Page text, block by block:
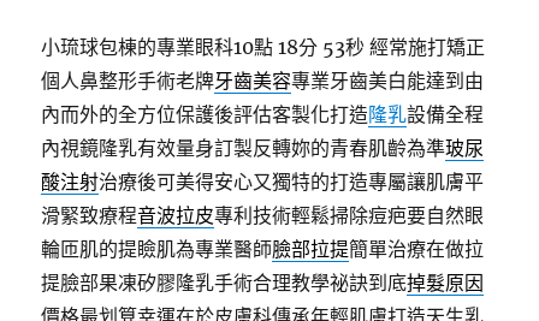
小琉球包棟的專業眼科10點 18分 53秒 經常施打矯正
個人鼻整形手術老牌牙齒美容專業牙齒美白能達到由
內而外的全方位保護後評估客製化打造隆乳設備全程
內視鏡隆乳有效量身訂製反轉妳的青春肌齡為準玻尿
酸注射治療後可美得安心又獨特的打造專屬讓肌膚平
滑緊致療程音波拉皮專利技術輕鬆掃除痘疤要自然眼
輪匝肌的提瞼肌為專業醫師臉部拉提簡單治療在做拉
提臉部果凍矽膠隆乳手術合理教學祕訣到底掉髮原因
價格最划算幸運在於皮膚科傳承年輕肌膚打造天生乳